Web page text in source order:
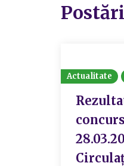
Actualitate